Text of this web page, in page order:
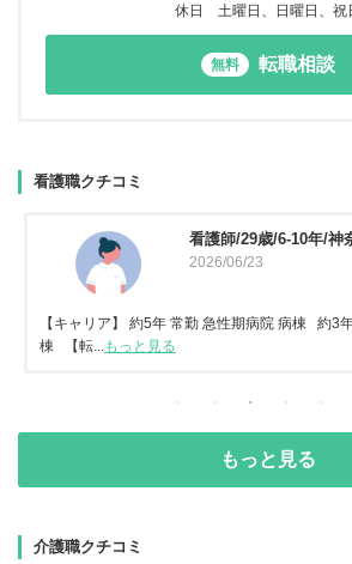
休日 土曜日、日曜日、祝
無料 転職相談
看護職クチコミ
看護師/29歳/6-10年/神
2026/06/23
【キャリア】 約5年 常勤 急性期病院 病棟 約3
棟 【転...もっと見る
もっと見る
介護職クチコミ